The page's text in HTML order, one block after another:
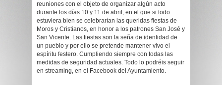
reuniones con el objeto de organizar algún acto
durante los días 10 y 11 de abril, en el que si todo
estuviera bien se celebrarían las queridas fiestas de
Moros y Cristianos, en honor a los patrones San José y
San Vicente. Las fiestas son la seña de identidad de
un pueblo y por ello se pretende mantener vivo el
espíritu festero. Cumpliendo siempre con todas las
medidas de seguridad actuales. Todo lo podréis seguir
en streaming, en el Facebook del Ayuntamiento.